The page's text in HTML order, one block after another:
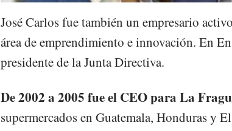
José Carlos fue también un empresario
área de emprendimiento e innovación. En
presidente de la Junta Directiva.
De 2002 a 2005 fue el CEO para La
supermercados en Guatemala, Honduras y